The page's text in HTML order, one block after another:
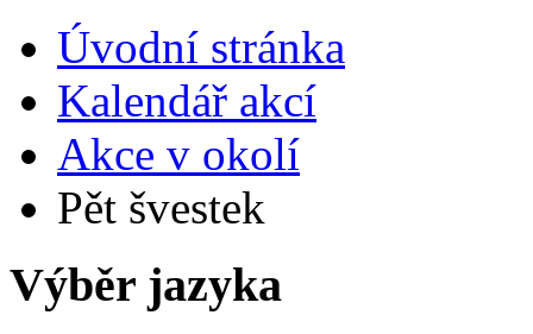
Úvodní stránka
Kalendář akcí
Akce v okolí
Pět švestek
Výběr jazyka